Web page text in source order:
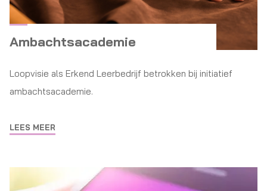
Ambachtsacademie
Loopvisie als Erkend Leerbedrijf betrokken bij initiatief
ambachtsacademie.
LEES MEER